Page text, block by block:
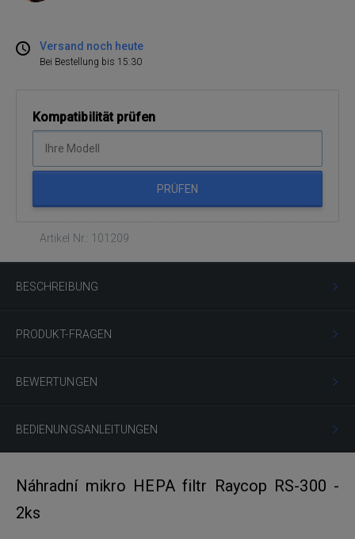
Versand noch heute
Bei Bestellung bis 15:30
Kompatibilität prüfen
PRÜFEN
Artikel Nr.: 101209
BESCHREIBUNG
PRODUKT-FRAGEN
BEWERTUNGEN
BEDIENUNGSANLEITUNGEN
Náhradní mikro HEPA filtr Raycop RS-300 -
2ks